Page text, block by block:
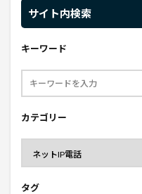
サイト内検索
キーワード
カテゴリー
タグ